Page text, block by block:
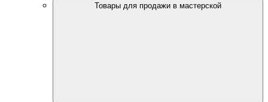
Товары для продажи в мастерской